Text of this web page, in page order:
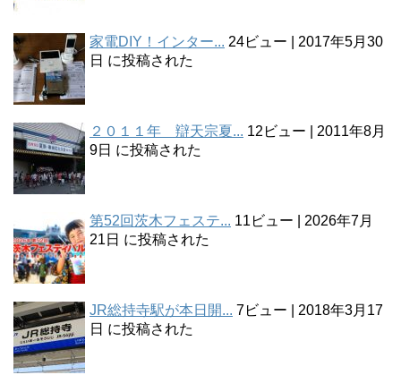
家電DIY！インター... 24ビュー
2017年5月30
日 に投稿された
２０１１年 辯天宗夏... 12ビュー
2011年8月
9日 に投稿された
第52回茨木フェステ... 11ビュー
2026年7月
21日 に投稿された
JR総持寺駅が本日開... 7ビュー
2018年3月17
日 に投稿された